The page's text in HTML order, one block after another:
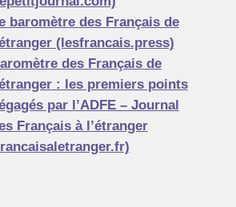
baromètre des Français de
(lesfrancais.press)
des Français de
: les premiers points
par l’ADFE – Journal
Français à l’étranger